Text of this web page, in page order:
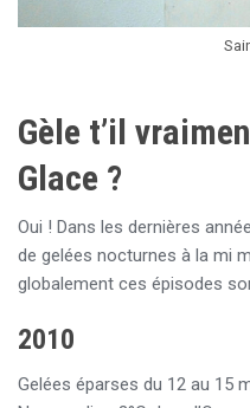
Gèle t’il
Glace ?
Oui ! Dans les dernières
de gelées nocturnes à la mi
globalement ces épisodes
2010
Gelées éparses du 12 au 15